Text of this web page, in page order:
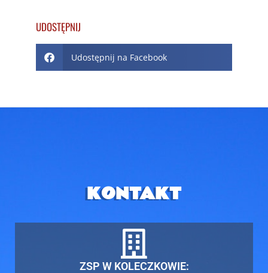
UDOSTĘPNIJ
Udostępnij na Facebook
KONTAKT
ZSP W KOLECZKOWIE: